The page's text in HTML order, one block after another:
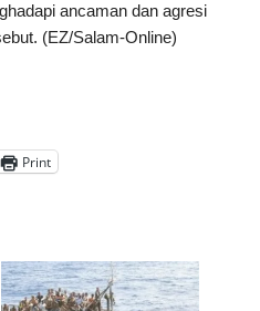
ancaman dan agresi
(EZ/Salam-Online)
Print